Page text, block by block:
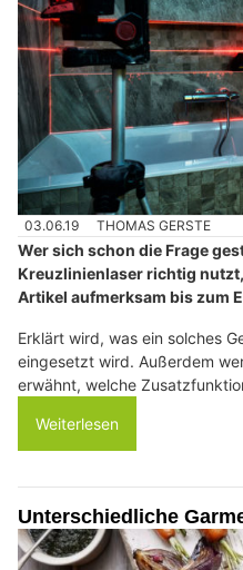
03.06.19 THOMAS GERSTE
Wer sich schon die Frage
Kreuzlinienlaser richtig
Artikel aufmerksam bis zum
Erklärt wird, was ein solches
eingesetzt wird. Außerdem
erwähnt, welche
Weiterlesen
Unterschiedliche